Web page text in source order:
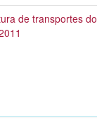
de transportes do